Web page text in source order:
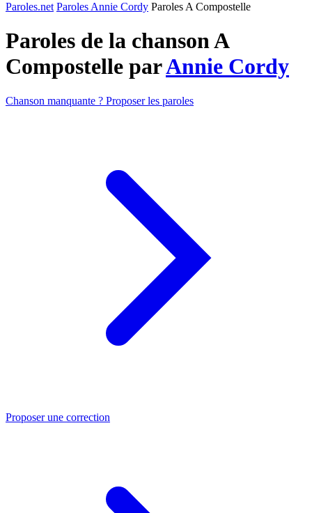
Paroles.net Paroles Annie Cordy Paroles A Compostelle
Paroles de la chanson A
Compostelle parAnnie Cordy
Chanson manquante ? Proposer les paroles
Proposer une correction